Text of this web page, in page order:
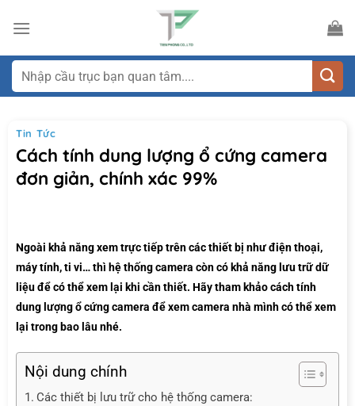
qua
dungTìm
kiếm:
Tin Tức
Cách tính dung lượng ổ cứng camera
đơn giản, chính xác 99%
Ngoài khả năng xem trực tiếp trên các thiết bị như điện thoại,
máy tính, ti vi… thì hệ thống camera còn có khả năng lưu trữ dữ
liệu để có thể xem lại khi cần thiết. Hãy tham khảo cách tính
dung lượng ổ cứng camera để xem camera nhà mình có thể xem
lại trong bao lâu nhé.
Nội dung chính
Các thiết bị lưu trữ cho hệ thống camera: